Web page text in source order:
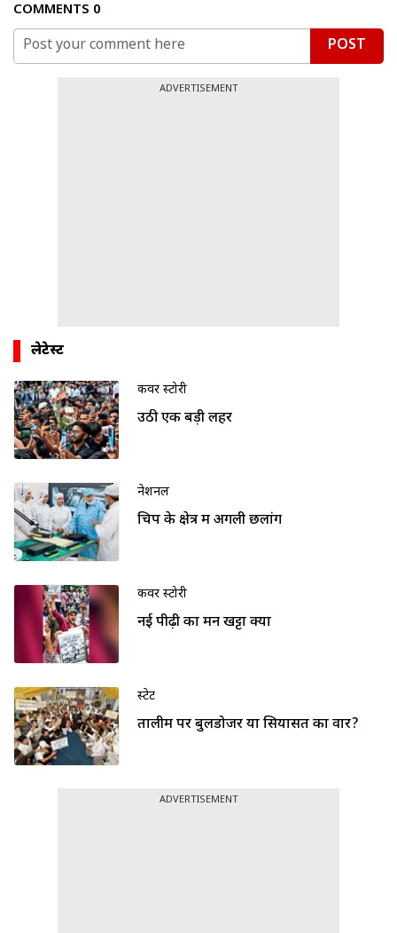
COMMENTS 0
POST
ADVERTISEMENT
लेटेस्ट
कवर स्टोरी
उठी एक बड़ी लहर
नेशनल
चिप के क्षेत्र में अगली छलांग
कवर स्टोरी
नई पीढ़ी का मन खट्टा क्यों
स्टेट
तालीम पर बुलडोजर या सियासत का वार?
ADVERTISEMENT